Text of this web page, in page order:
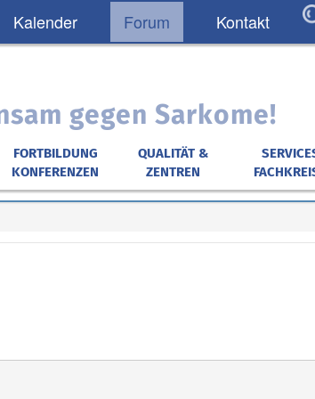
Kalender Forum Kontakt
gegen Sarkome!
FORTBILDUNG
KONFERENZEN
QUALITÄT &
ZENTREN